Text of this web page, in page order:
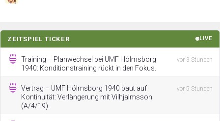
ZEITSPIEL TICKER LIVE
Training – Planwechsel bei UMF Hólmsborg
1940: Konditionstraining rückt in den Fokus.
vor 3 Stunden
Vertrag – UMF Hólmsborg 1940 baut auf
Kontinuität: Verlängerung mit Vilhjalmsson
(A/4/19).
vor 5 Stunden